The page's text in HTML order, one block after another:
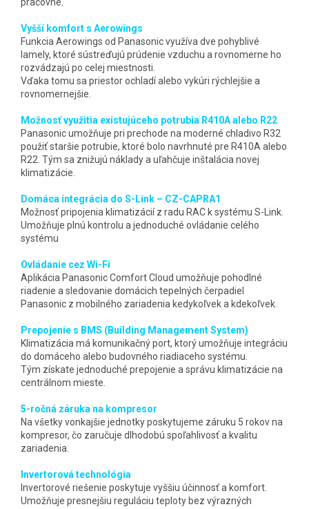
pracovne.
Vyšší komfort s Aerowings
Funkcia Aerowings od Panasonic využíva dve pohyblivé
lamely, ktoré sústreďujú prúdenie vzduchu a rovnomerne ho
rozvádzajú po celej miestnosti.
Vďaka tomu sa priestor ochladí alebo vykúri rýchlejšie a
rovnomernejšie.
Možnosť využitia existujúceho potrubia R410A alebo R22
Panasonic umožňuje pri prechode na moderné chladivo R32
použiť staršie potrubie, ktoré bolo navrhnuté pre R410A alebo
R22. Tým sa znižujú náklady a uľahčuje inštalácia novej
klimatizácie.
Domáca integrácia do S-Link – CZ-CAPRA1
Možnosť pripojenia klimatizácií z radu RAC k systému S-Link.
Umožňuje plnú kontrolu a jednoduché ovládanie celého
systému
Ovládanie cez Wi-Fi
Aplikácia Panasonic Comfort Cloud umožňuje pohodlné
riadenie a sledovanie domácich tepelných čerpadiel
Panasonic z mobilného zariadenia kedykoľvek a kdekoľvek.
Prepojenie s BMS (Building Management System)
Klimatizácia má komunikačný port, ktorý umožňuje integráciu
do domáceho alebo budovného riadiaceho systému.
Tým získate jednoduché prepojenie a správu klimatizácie na
centrálnom mieste.
5-ročná záruka na kompresor
Na všetky vonkajšie jednotky poskytujeme záruku 5 rokov na
kompresor, čo zaručuje dlhodobú spoľahlivosť a kvalitu
zariadenia.
Invertorová technológia
Invertorové riešenie poskytuje vyššiu účinnosť a komfort.
Umožňuje presnejšiu reguláciu teploty bez výrazných